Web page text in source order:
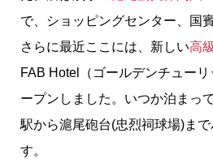
で、ショッピングセンター、国
さらに最近ここには、新しい高
FAB Hotel（ゴールデンチュー
ープンしました。いつか泊まっ
駅から滬尾砲台(忠烈祠球場)ま
す。